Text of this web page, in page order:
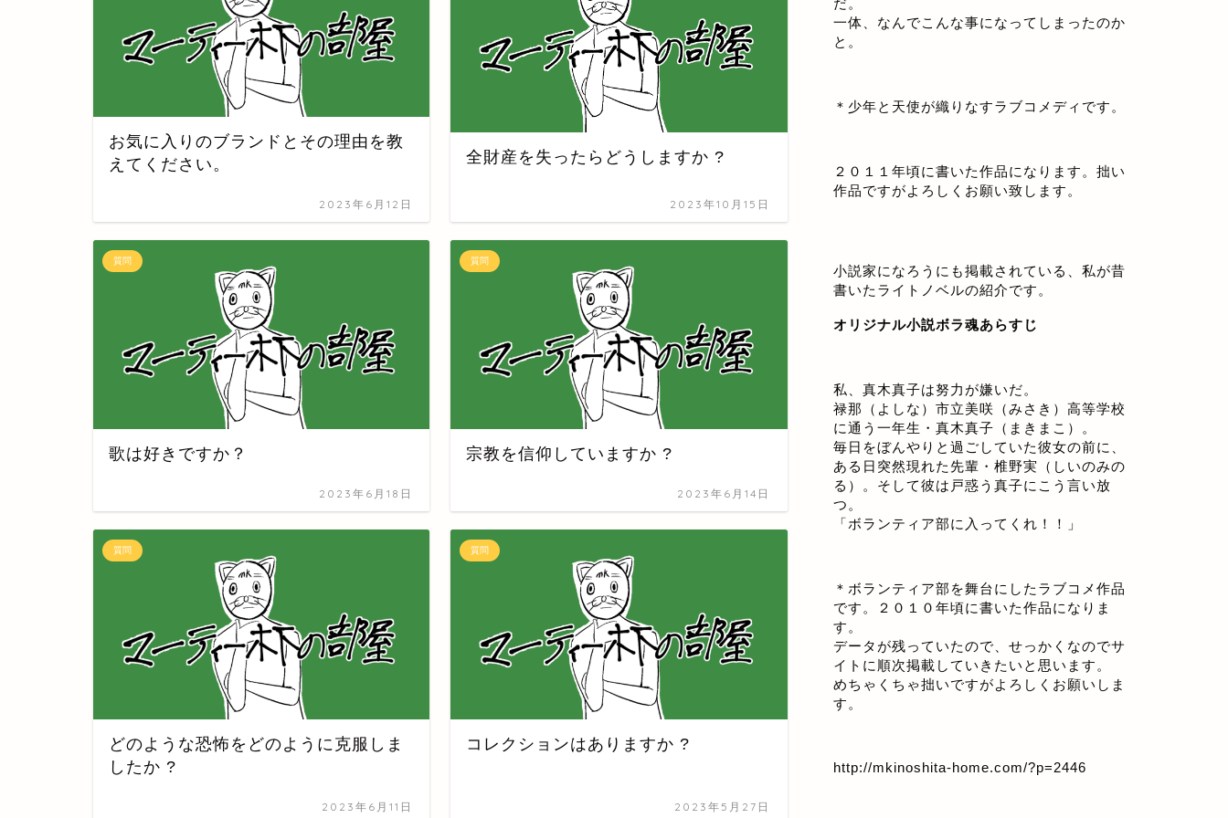
お気に入りのブランドとその理由を教
えてください。
2023年6月12日
全財産を失ったらどうしますか ?
2023年10月15日
質問
歌は好きですか？
2023年6月18日
質問
宗教を信仰していますか ?
2023年6月14日
質問
どのような恐怖をどのように克服しま
したか ?
2023年6月11日
質問
コレクションはありますか ?
2023年5月27日
だ。
一体、なんでこんな事になってしまったのか
と。
＊少年と天使が織りなすラブコメディです。
２０１１年頃に書いた作品になります。拙い
作品ですがよろしくお願い致します。
小説家になろうにも掲載されている、私が昔
書いたライトノベルの紹介です。
オリジナル小説ボラ魂あらすじ
私、真木真子は努力が嫌いだ。
禄那（よしな）市立美咲（みさき）高等学校
に通う一年生・真木真子（まきまこ）。
毎日をぼんやりと過ごしていた彼女の前に、
ある日突然現れた先輩・椎野実（しいのみの
る）。そして彼は戸惑う真子にこう言い放
つ。
「ボランティア部に入ってくれ！！」
＊ボランティア部を舞台にしたラブコメ作品
です。２０１０年頃に書いた作品になりま
す。
データが残っていたので、せっかくなのでサ
イトに順次掲載していきたいと思います。
めちゃくちゃ拙いですがよろしくお願いしま
す。
http://mkinoshita-home.com/?p=2446